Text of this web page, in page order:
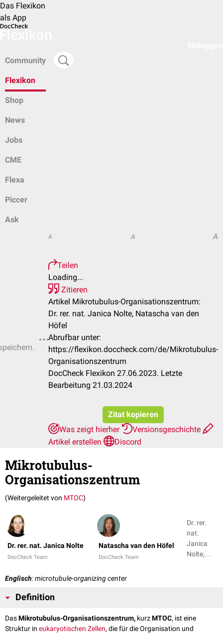
Das Flexikon
als App
Community
Flexikon
Shop
News
Jobs
CME
Flexa
Piccer
Ask
A A A
Teilen
Loading...
Zitieren
Artikel Mikrotubulus-Organisationszentrum:
Dr. rer. nat. Janica Nolte, Natascha van den
Höfel
Abrufbar unter:
https://flexikon.doccheck.com/de/Mikrotubulus-
Organisationszentrum
DocCheck Flexikon 27.06.2023. Letzte
Bearbeitung 21.03.2024
Zitat kopieren
Was zeigt hierher
Versionsgeschichte
Artikel erstellen
Discord
Mikrotubulus-
Organisationszentrum
(Weitergeleitet von MTOC)
Dr. rer. nat. Janica Nolte
DocCheck Team
Natascha van den Höfel
DocCheck Team
Dr. rer.
nat.
Janica
Nolte,
Englisch: microtubule-organizing center
Definition
DasMikrotubulus-Organisationszentrum, kurzMTOC, ist eine
Struktur in eukaryotischen Zellen, die für die Organisation und